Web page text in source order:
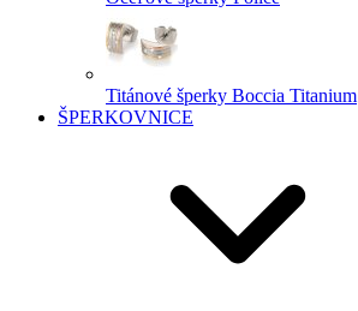
Titánové šperky Boccia Titanium
ŠPERKOVNICE